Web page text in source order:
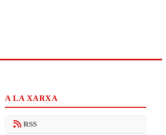
A LA XARXA
RSS